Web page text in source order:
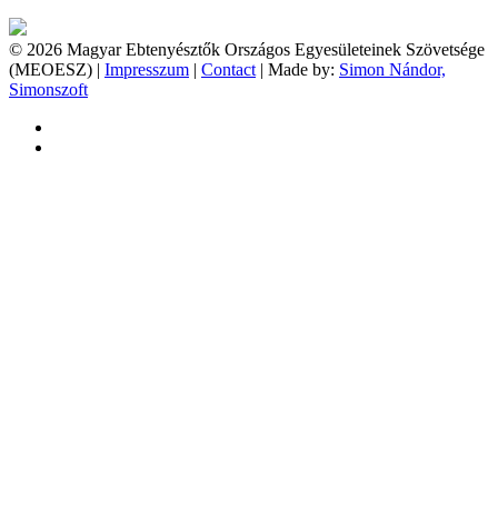
© 2026 Magyar Ebtenyésztők Országos Egyesületeinek Szövetsége
(MEOESZ) | Impresszum | Contact | Made by: Simon Nándor,
Simonszoft